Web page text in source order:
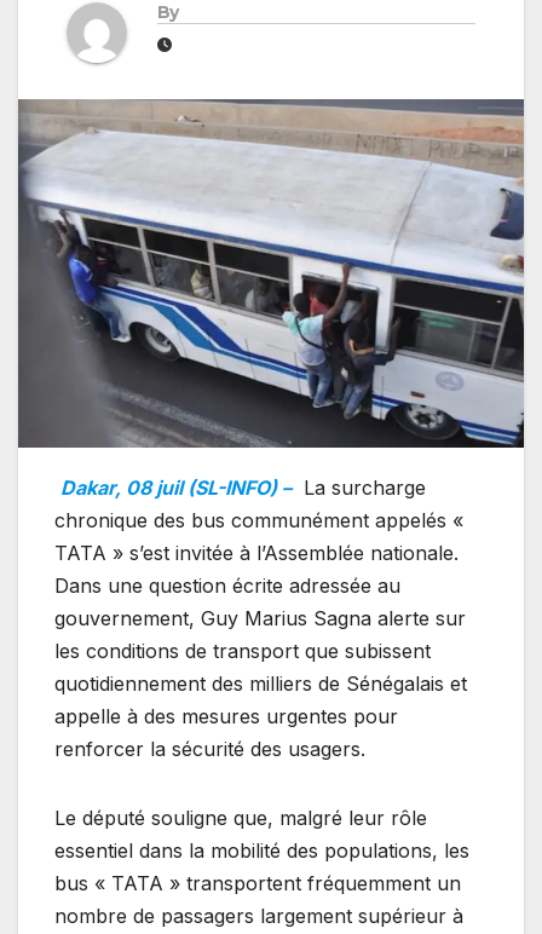
By
Dakar, 08 juil (SL-INFO) – La surcharge
chronique des bus communément appelés «
TATA » s’est invitée à l’Assemblée nationale.
Dans une question écrite adressée au
gouvernement, Guy Marius Sagna alerte sur
les conditions de transport que subissent
quotidiennement des milliers de Sénégalais et
appelle à des mesures urgentes pour
renforcer la sécurité des usagers.
Le député souligne que, malgré leur rôle
essentiel dans la mobilité des populations, les
bus « TATA » transportent fréquemment un
nombre de passagers largement supérieur à